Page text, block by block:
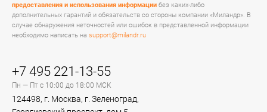
предоставления и использования информации без каких-либо
дополнительных гарантий и обязательств со стороны компании «Миландр». В
случае обнаружения неточностей или ошибок в представленной информации
необходимо написать на support@milandr.ru
+7 495 221-13-55
Пн — Пт с 10:00 до 18:00 МСК
124498, г. Москва, г. Зеленоград,